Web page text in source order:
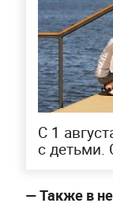
С 1
с детьми.
— Также в